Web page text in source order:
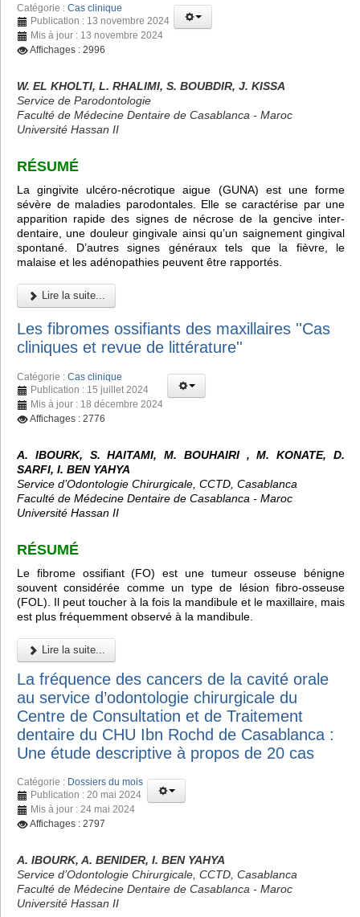
Catégorie : Cas clinique
Publication : 13 novembre 2024
Mis à jour : 13 novembre 2024
Affichages : 2996
W. EL KHOLTI, L. RHALIMI, S. BOUBDIR, J. KISSA
Service de Parodontologie
Faculté de Médecine Dentaire de Casablanca - Maroc
Université Hassan II
RÉSUMÉ
La gingivite ulcéro-nécrotique aigue (GUNA) est une forme
sévère de maladies parodontales. Elle se caractérise par une
apparition rapide des signes de nécrose de la gencive inter-
dentaire, une douleur gingivale ainsi qu’un saignement gingival
spontané. D’autres signes généraux tels que la fièvre, le
malaise et les adénopathies peuvent être rapportés.
Lire la suite...
Les fibromes ossifiants des maxillaires ''Cas
cliniques et revue de littérature''
Catégorie : Cas clinique
Publication : 15 juillet 2024
Mis à jour : 18 décembre 2024
Affichages : 2776
A. IBOURK, S. HAITAMI, M. BOUHAIRI , M. KONATE, D.
SARFI, I. BEN YAHYA
Service d’Odontologie Chirurgicale, CCTD, Casablanca
Faculté de Médecine Dentaire de Casablanca - Maroc
Université Hassan II
RÉSUMÉ
Le fibrome ossifiant (FO) est une tumeur osseuse bénigne
souvent considérée comme un type de lésion fibro-osseuse
(FOL). Il peut toucher à la fois la mandibule et le maxillaire, mais
est plus fréquemment observé à la mandibule.
Lire la suite...
La fréquence des cancers de la cavité orale
au service d’odontologie chirurgicale du
Centre de Consultation et de Traitement
dentaire du CHU Ibn Rochd de Casablanca :
Une étude descriptive à propos de 20 cas
Catégorie : Dossiers du mois
Publication : 20 mai 2024
Mis à jour : 24 mai 2024
Affichages : 2797
A. IBOURK, A. BENIDER, I. BEN YAHYA
Service d’Odontologie Chirurgicale, CCTD, Casablanca
Faculté de Médecine Dentaire de Casablanca - Maroc
Université Hassan II